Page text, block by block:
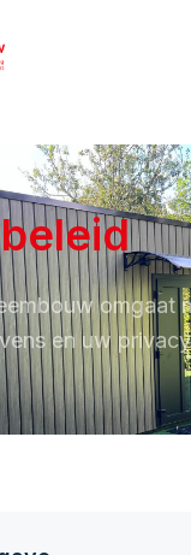
beleid
omgaat
en uw